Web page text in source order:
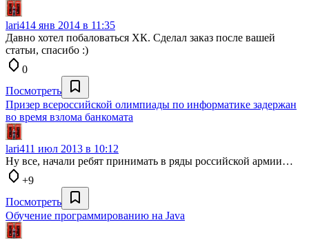
lari414 янв 2014 в 11:35
Давно хотел побаловаться ХК. Сделал заказ после вашей
статьи, спасибо :)
0
Посмотреть
Призер всероссийской олимпиады по информатике задержан
во время взлома банкомата
lari411 июл 2013 в 10:12
Ну все, начали ребят принимать в ряды российской армии…
+9
Посмотреть
Обучение программированию на Java